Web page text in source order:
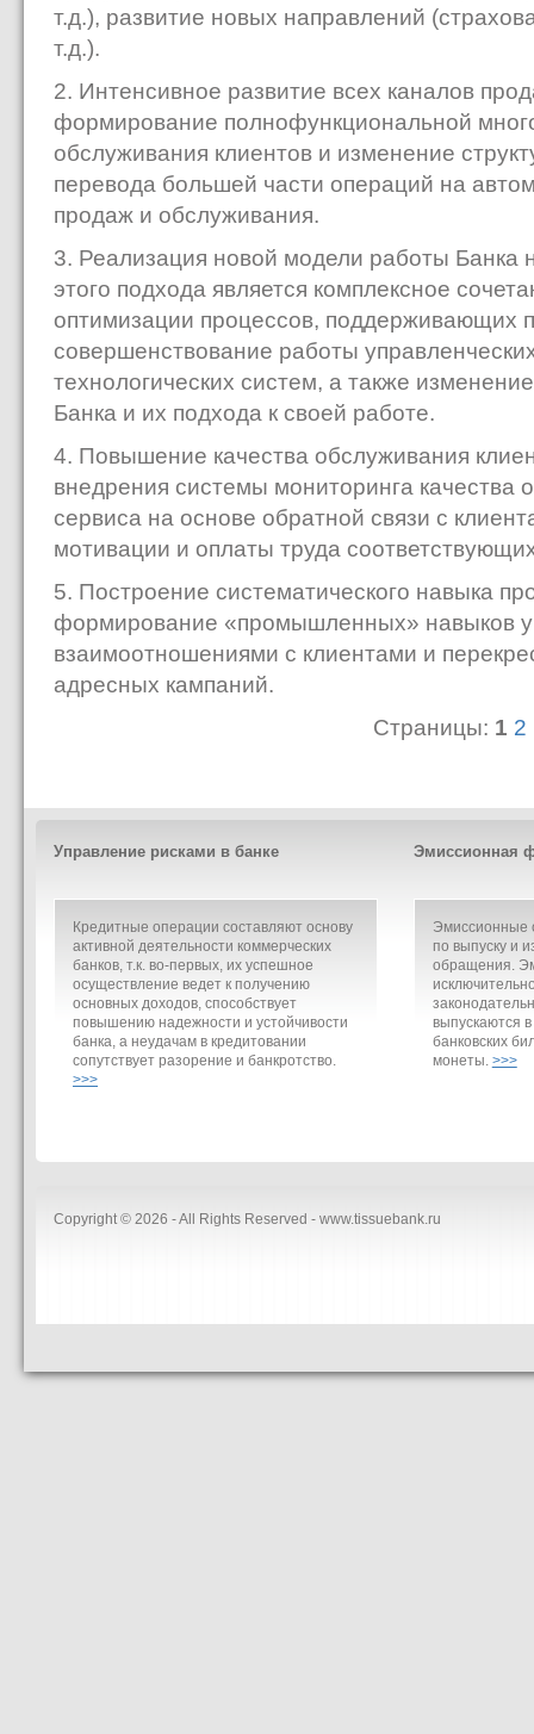
т.д.), развитие новых направлений
т.д.).
2. Интенсивное развитие всех каналов
формирование полнофункциональной
обслуживания клиентов и изменение
перевода большей части операций на
продаж и обслуживания.
3. Реализация новой модели работы
этого подхода является комплексное
оптимизации процессов, поддерживающих
совершенствование работы
технологических систем, а также
Банка и их подхода к своей работе.
4. Повышение качества обслуживания
внедрения системы мониторинга качества
сервиса на основе обратной связи с
мотивации и оплаты труда
5. Построение систематического навыка
формирование «промышленных» навыков
взаимоотношениями с клиентами и
адресных кампаний.
Страницы: 1 2
Управление рисками в банке
Кредитные операции составляют основу
активной деятельности коммерческих
банков, т.к. во-первых, их успешное
осуществление ведет к получению
основных доходов, способствует
повышению надежности и устойчивости
банка, а неудачам в кредитовании
сопутствует разорение и банкротство.
>>>
Эмиссионная
Эмиссионные
по выпуску и
обращения.
выпускаются
банковских
монеты. >>>
Copyright © 2026 - All Rights Reserved - www.tissuebank.ru